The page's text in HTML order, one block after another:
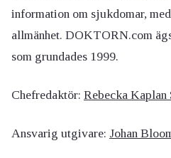
information om sjukdomar,
allmänhet. DOKTORN.com
som grundades 1999.
Chefredaktör: Rebecka Kaplan
Ansvarig utgivare: Johan